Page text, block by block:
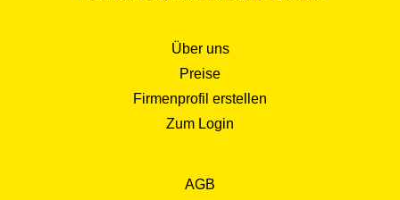
Über uns
Preise
Firmenprofil erstellen
Zum Login
AGB